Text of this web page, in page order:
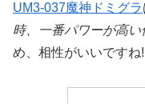
UM3-037魔神ドミグラ
時、一番パワーが高
め、相性がいいですね